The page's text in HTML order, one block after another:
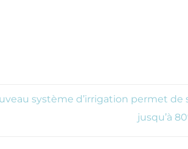
système d’irrigation permet de
jusqu’à